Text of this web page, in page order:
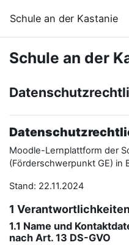
Schule an der Kastanie
Schule an der
Moodle-Lernplattform der
(Förderschwerpunkt GE) in
Stand: 22.11.2024
1 Verantwortlichkeiten
1.1 Name und
nach Art. 13 DS-GVO